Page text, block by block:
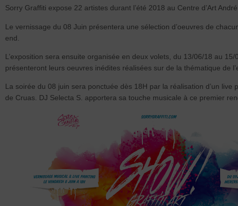
Sorry Graffiti expose 22 artistes durant l’été 2018 au Centre d’Art
Le vernissage du 08 Juin présentera une sélection d’oeuvres de
end.
L’exposition sera ensuite organisée en deux volets, du 13/06/18 au
présenteront leurs oeuvres inédites réalisées sur de la thématique de
La soirée du 08 juin sera ponctuée dès 18H par la réalisation d’un
de Cruas. DJ Selecta S. apportera sa touche musicale à ce premier